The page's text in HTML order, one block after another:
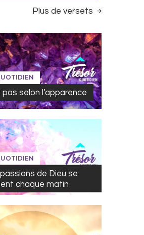
Plus de versets
pas selon l’apparence
de Dieu se
chaque matin